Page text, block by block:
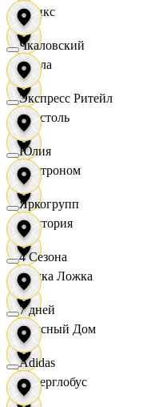
Аникс
Билла
Бристоль
Быстроном
Виктория
Вилка Ложка
Вкусный Дом
Гиперглобус
Чкаловский
Экспресс Ритейл
Юлия
Яркогрупп
4 Сезона
7 дней
Adidas